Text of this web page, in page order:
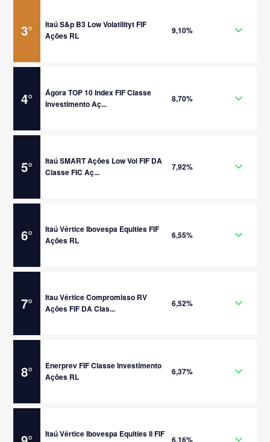
3°
Itaú S&p B3 Low Volatilityt FIF
Ações RL
9,10%
4°
Ágora TOP 10 Index FIF Classe
Investimento Aç...
8,70%
5°
Itaú SMART Ações Low Vol FIF DA
Classe FIC Aç...
7,92%
6°
Itaú Vértice Ibovespa Equities FIF
Ações RL
6,55%
7°
Itau Vértice Compromisso RV
Ações FIF DA Clas...
6,52%
8°
Enerprev FIF Classe Investimento
Ações RL
6,37%
Itaú Vértice Ibovespa Equities II FIF
6,16%